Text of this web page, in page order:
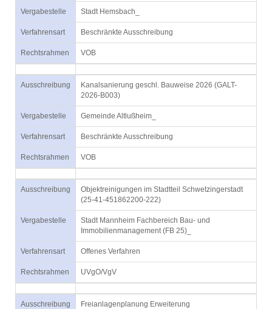
Vergabestelle Stadt Hemsbach_
Verfahrensart Beschränkte Ausschreibung
Rechtsrahmen VOB
Ausschreibung
Kanalsanierung geschl. Bauweise 2026 (GALT-
2026-B003)
Vergabestelle Gemeinde Altlußheim_
Verfahrensart Beschränkte Ausschreibung
Rechtsrahmen VOB
Ausschreibung
Objektreinigungen im Stadtteil Schwetzingerstadt
(25-41-451862200-222)
Vergabestelle
Stadt Mannheim Fachbereich Bau- und
Immobilienmanagement (FB 25)_
Verfahrensart Offenes Verfahren
Rechtsrahmen UVgO/VgV
Ausschreibung
Freianlagenplanung Erweiterung